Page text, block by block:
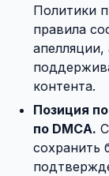
Политики
правила
контента.
Позиция
по DMCA.
сохранить